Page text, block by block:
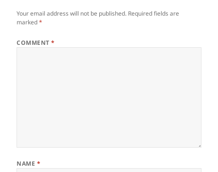
Your email address will not be published. Required fields are
marked*
COMMENT*
NAME *